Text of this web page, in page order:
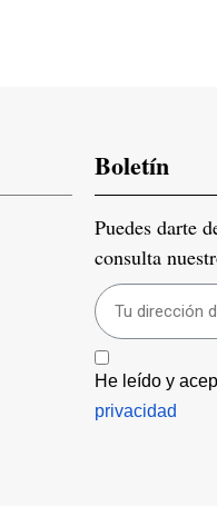
Boletín
Puedes darte
consulta
He leído y
privacidad